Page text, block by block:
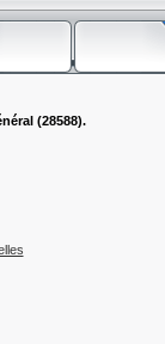
(28588).